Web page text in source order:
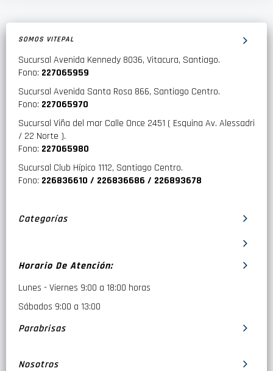
SOMOS VITEPAL
Sucursal Avenida Kennedy 8036, Vitacura, Santiago.
Fono: 227065959
Sucursal Avenida Santa Rosa 866, Santiago Centro.
Fono: 227065970
Sucursal Viña del mar Calle Once 2451 ( Esquina Av. Alessadri
/ 22 Norte ).
Fono: 227065980
Sucursal Club Hípico 1112, Santiago Centro.
Fono: 226836610 / 226836686 / 226893678
Categorías
Horario De Atención:
Lunes - Viernes 9:00 a 18:00 horas
Sábados 9:00 a 13:00
Parabrisas
Nosotros